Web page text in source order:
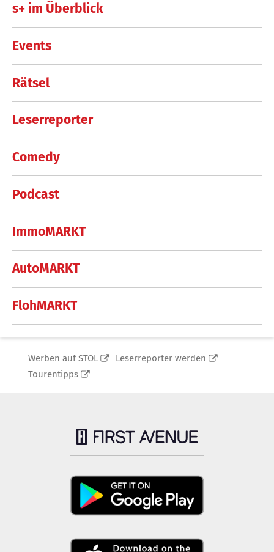
s+ im Überblick
Events
Rätsel
Leserreporter
Comedy
Podcast
ImmoMARKT
AutoMARKT
FlohMARKT
Werben auf STOL
Leserreporter werden
Tourentipps